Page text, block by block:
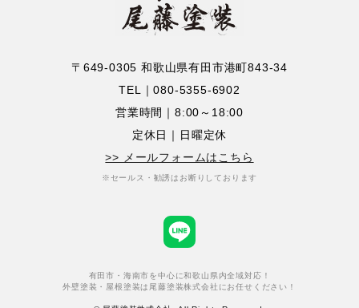
〒649-0305 和歌山県有田市港町843-34
TEL｜080-5355-6902
営業時間｜8:00～18:00
定休日｜日曜定休
>> メールフォームはこちら
※セールス・勧誘はお断りしております
有田市・海南市を中心に和歌山県内全域対応！
外壁塗装・屋根塗装は尾藤塗装株式会社にお任せください！